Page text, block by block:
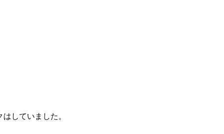
していました。